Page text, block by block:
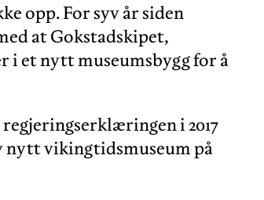
opp. For syv år siden
at Gokstadskipet,
i et nytt museumsbygg for å
i 2017
nytt vikingtidsmuseum på